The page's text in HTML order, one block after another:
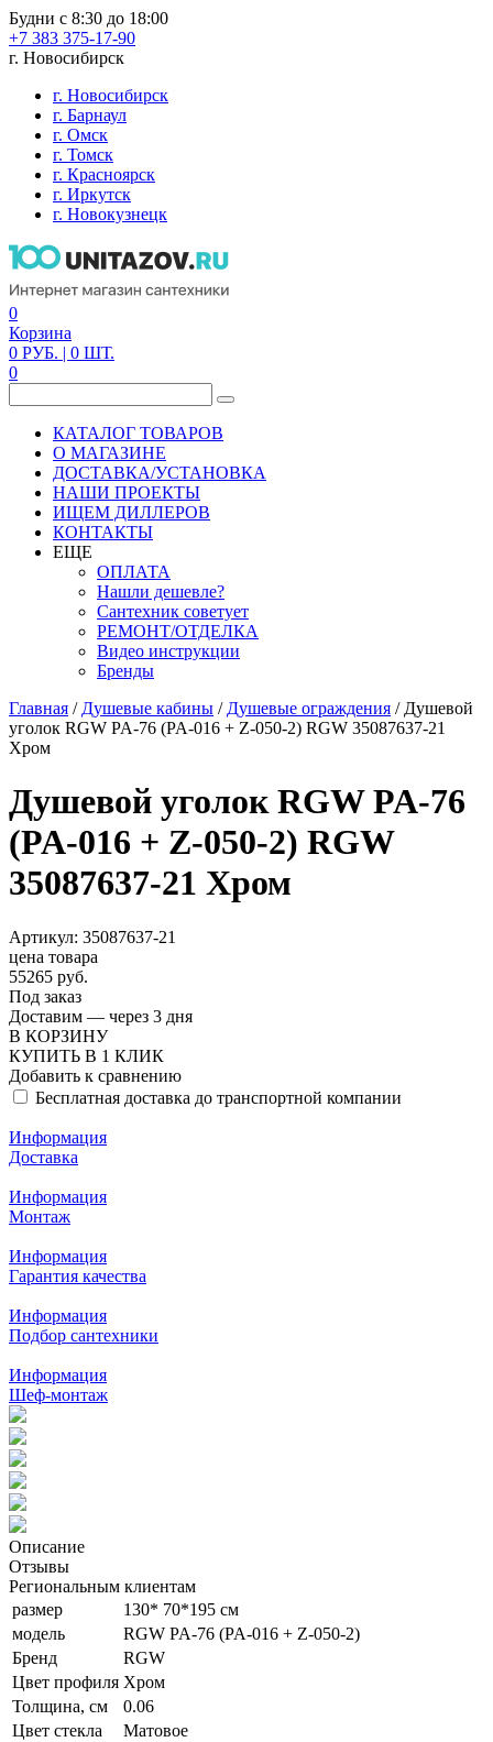
Будни с 8:30 до 18:00
+7 383 375-17-90
г. Новосибирск
г. Новосибирск
г. Барнаул
г. Омск
г. Томск
г. Красноярск
г. Иркутск
г. Новокузнецк
0
Корзина
0 РУБ. | 0 ШТ.
0
КАТАЛОГ ТОВАРОВ
О МАГАЗИНЕ
ДОСТАВКА/УСТАНОВКА
НАШИ ПРОЕКТЫ
ИЩЕМ ДИЛЛЕРОВ
КОНТАКТЫ
ЕЩЕ
ОПЛАТА
Нашли дешевле?
Сантехник советует
РЕМОНТ/ОТДЕЛКА
Видео инструкции
Бренды
Главная / Душевые кабины / Душевые ограждения / Душевой
уголок RGW PA-76 (PA-016 + Z-050-2) RGW 35087637-21
Хром
Душевой уголок RGW PA-76
(PA-016 + Z-050-2) RGW
35087637-21 Хром
Артикул: 35087637-21
цена товара
55265 руб.
Под заказ
Доставим — через 3 дня
В КОРЗИНУ
КУПИТЬ В 1 КЛИК
Добавить к сравнению
Бесплатная доставка до транспортной компании
Информация
Доставка
Информация
Монтаж
Информация
Гарантия качества
Информация
Подбор сантехники
Информация
Шеф-монтаж
Описание
Отзывы
Региональным клиентам
размер
130* 70*195 см
модель
RGW PA-76 (PA-016 + Z-050-2)
Бренд
RGW
Цвет профиля Хром
Толщина, см
0.06
Цвет стекла
Матовое